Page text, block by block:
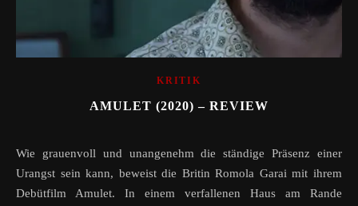
KRITIK
AMULET (2020) – REVIEW
Wie grauenvoll und unangenehm die ständige Präsenz einer
Urangst sein kann, beweist die Britin Romola Garai mit ihrem
Debütfilm Amulet. In einem verfallenen Haus am Rande